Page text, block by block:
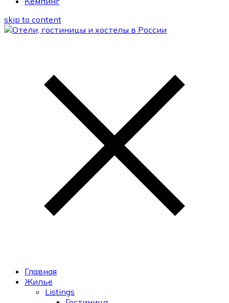
skip to content
Главная
Жилье
Listings